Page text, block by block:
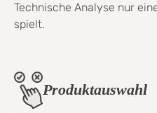
Technische Analyse nur
spielt.
Produktauswahl